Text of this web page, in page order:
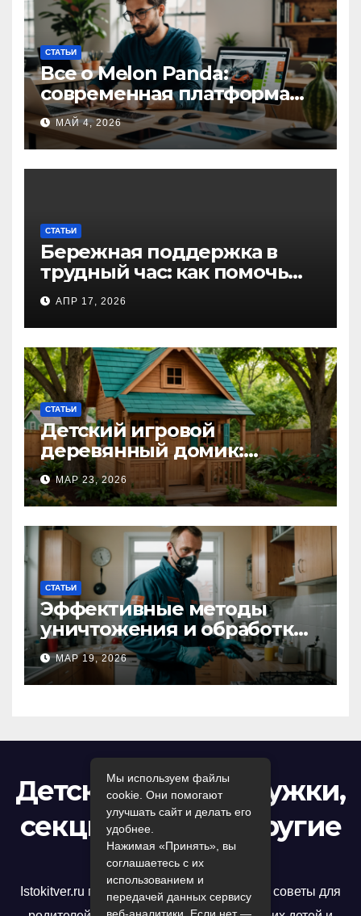
СТАТЬИ
Все о Melon Panda:
современная платформа
для творческих
профессионалов и
любителей
МАЙ 4, 2026
СТАТЬИ
Бережная поддержка в
трудный час: как помочь
близкому справиться с
алкогольной
интоксикацией и
сохранить семью
АПР 17, 2026
СТАТЬИ
Детский игровой
деревянный домик:
волшебное пространство
для самых маленьких от
Kastum
МАР 23, 2026
СТАТЬИ
Эффективные методы
уничтожения и обработки
тараканов в Москве:
профессиональный подход
к дезинсекции квартир и
МАР 19, 2026
Детский досуг: кружки,
секции, игры и другие
развлечения
Istokitver.ru предлагает полезные статьи и советы для
Мы используем файлы
cookie. Они помогают
улучшать сайт и делать его
удобнее.
Нажимая «Принять», вы
соглашаетесь с их
использованием и
передачей данных сервису